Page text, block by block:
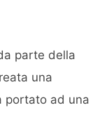
parte della
una
portato ad una